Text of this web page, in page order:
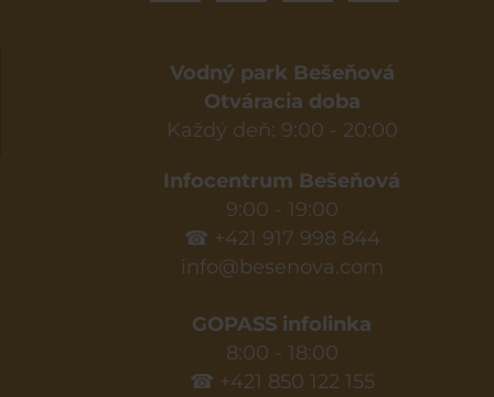
Vodný park Bešeňová
Otváracia doba
Každý deň: 9:00 - 20:00
Infocentrum Bešeňová
9:00 - 19:00
☎ +421 917 998 844
info@besenova.com
GOPASS infolinka
8:00 - 18:00
☎ +421 850 122 155